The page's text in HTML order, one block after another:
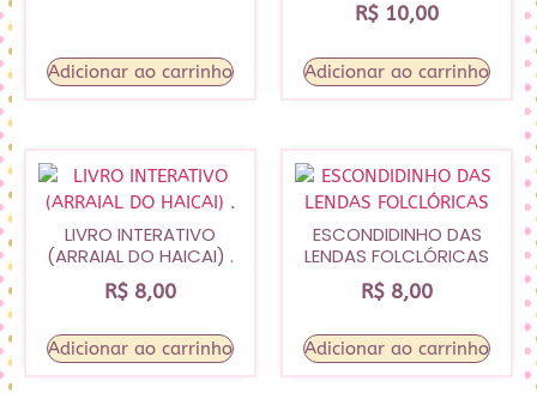
Adicionar ao carrinho
R$ 10,00
Adicionar ao carrinho
LIVRO INTERATIVO
(ARRAIAL DO HAICAI) .
R$ 8,00
Adicionar ao carrinho
ESCONDIDINHO DAS
LENDAS FOLCLÓRICAS
R$ 8,00
Adicionar ao carrinho